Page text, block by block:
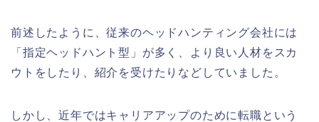
前述したように、従来のヘッドハンティング会社には
「指定ヘッドハント型」が多く、より良い人材をスカ
ウトをしたり、紹介を受けたりなどしていました。
しかし、近年ではキャリアアップのために転職という